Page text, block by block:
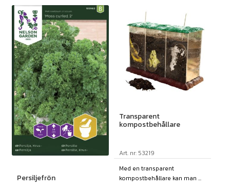
Persiljefrön
Transparent
kompostbehållare
Art. nr: 53219
Med en transparent
kompostbehållare kan man ...